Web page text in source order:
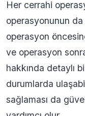
Her cerrahi
operasyonunun da
operasyon
ve operasyon
hakkında detaylı
durumlarda
sağlaması da